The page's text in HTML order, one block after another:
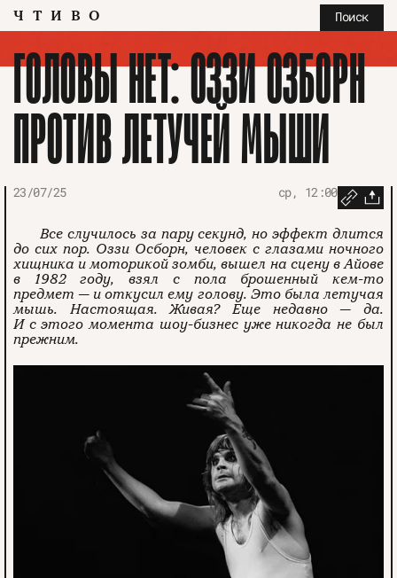
ЧТИВО Поиск
ГОЛОВЫ НЕТ: ОЗЗИ ОЗБОРН
ПРОТИВ ЛЕТУЧЕЙ МЫШИ
23/07/25 ср, 12:00
Все случилось за пару секунд, но эффект длится
до сих пор. Оззи Осборн, человек с глазами ночного
хищника и моторикой зомби, вышел на сцену в Айове
в 1982 году, взял с пола брошенный кем-то
предмет — и откусил ему голову. Это была летучая
мышь. Настоящая. Живая? Еще недавно — да.
И с этого момента шоу-бизнес уже никогда не был
прежним.